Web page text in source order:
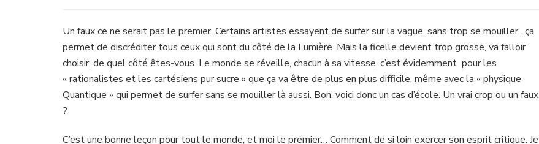
crop
pour
une
publicité
??
Un faux ce ne serait pas le premier. Certains artistes essayent de surfer sur la vague, sans trop se mouiller…ça
permet de discréditer tous ceux qui sont du côté de la Lumière. Mais la ficelle devient trop grosse, va falloir
choisir, de quel côté êtes-vous. Le monde se réveille, chacun à sa vitesse, c’est évidemment pour les
« rationalistes et les cartésiens pur sucre » que ça va être de plus en plus difficile, même avec la « physique
Quantique » qui permet de surfer sans se mouiller là aussi. Bon, voici donc un cas d’école. Un vrai crop ou un faux
?
C’est une bonne leçon pour tout le monde, et moi le premier… Comment de si loin exercer son esprit critique. Je